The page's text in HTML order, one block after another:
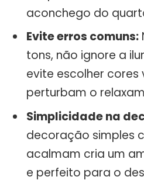
aconchego do
Evite erros comuns:
tons, não ignore a
evite escolher cores
perturbam o
Simplicidade na
decoração simples
acalmam cria um
e perfeito para o